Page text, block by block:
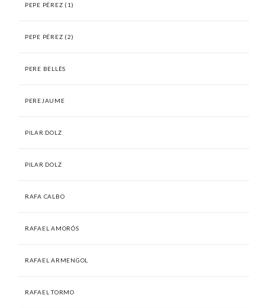
PEPE PÉREZ (1)
PEPE PÉREZ (2)
PERE BELLÈS
PEREJAUME
PILAR DOLZ
PILAR DOLZ
RAFA CALBO
RAFAEL AMORÓS
RAFAEL ARMENGOL
RAFAEL TORMO